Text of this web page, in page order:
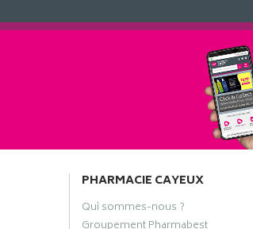
PHARMACIE CAYEUX
Qui sommes-nous ?